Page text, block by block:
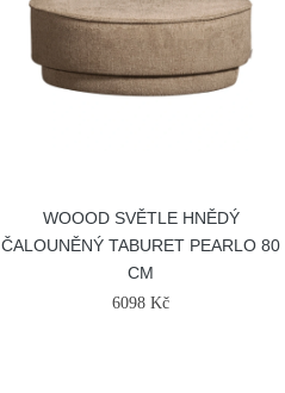
WOOOD SVĚTLE HNĚDÝ
ČALOUNĚNÝ TABURET PEARLO 80
CM
6098 Kč